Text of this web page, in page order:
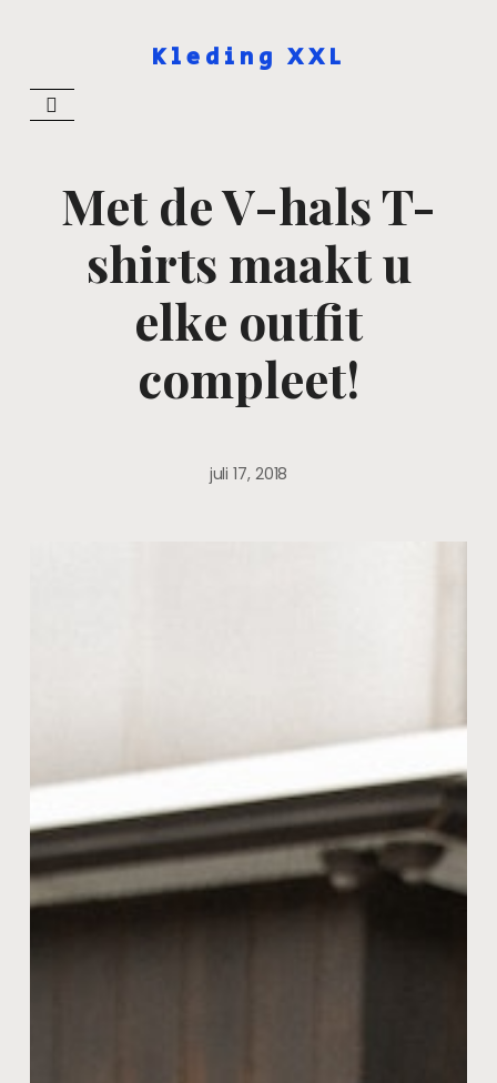
Kleding XXL
Met de V-hals T-
shirts maakt u
elke outfit
compleet!
juli 17, 2018